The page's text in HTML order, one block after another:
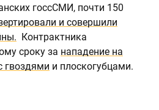
госсСМИ, почти 150
и совершили
Контрактника
сроку за нападение на
гвоздями и плоскогубцами.